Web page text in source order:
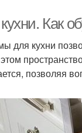
Как
кухни
позволяя